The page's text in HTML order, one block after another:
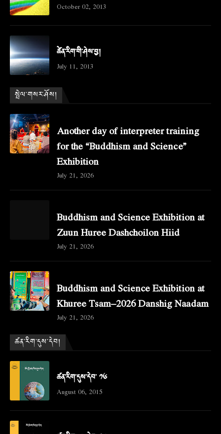
October 02, 2013
ཚེན་རིག་གི་ཤེས་བྱ།
July 11, 2013
སྤེལ་གསར་ཤོས།
Another day of interpreter training
for the “Buddhism and Science”
Exhibition
July 21, 2026
Buddhism and Science Exhibition at
Zuun Huree Dashchoilon Hiid
July 21, 2026
Buddhism and Science Exhibition at
Khuree Tsam–2026 Danshig Naadam
July 21, 2026
ཚན་རིག་དུས་དེབ།
ཚན་རིག་དུས་དེབ་ ༡༦
August 06, 2015